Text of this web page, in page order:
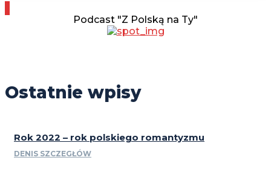
Podcast "Z Polską na Ty"
Ostatnie wpisy
Rok 2022 – rok polskiego romantyzmu
DENIS SZCZEGŁÓW